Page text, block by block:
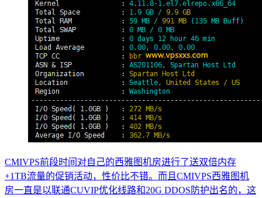
CMIVPS前段时间对自己的西雅图机房进行了送双倍内存
+1TB流量的促销活动，性价比不错。而且CMIVPS西雅图机
房一直是以联通CUVIP优化线路和20G DDOS防护出名的，这